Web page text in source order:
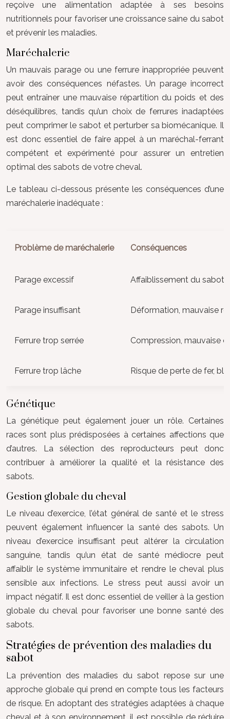
reçoive une alimentation adaptée à ses besoins
nutritionnels pour favoriser une croissance saine du sabot
et prévenir les maladies.
Maréchalerie
Un mauvais parage ou une ferrure inappropriée peuvent
avoir des conséquences néfastes. Un parage incorrect
peut entraîner une mauvaise répartition du poids et des
déséquilibres, tandis qu’un choix de ferrures inadaptées
peut comprimer le sabot et perturber sa biomécanique. Il
est donc essentiel de faire appel à un maréchal-ferrant
compétent et expérimenté pour assurer un entretien
optimal des sabots de votre cheval.
Le tableau ci-dessous présente les conséquences d’une
maréchalerie inadéquate :
Problème de maréchalerie Conséquences
Parage excessif Affaiblissement du sabot,
Parage insuffisant Déformation, mauvaise
Ferrure trop serrée Compression, mauvaise
Ferrure trop lâche Risque de perte de fer,
Génétique
La génétique peut également jouer un rôle. Certaines
races sont plus prédisposées à certaines affections que
d’autres. La sélection des reproducteurs peut donc
contribuer à améliorer la qualité et la résistance des
sabots.
Gestion globale du cheval
Le niveau d’exercice, l’état général de santé et le stress
peuvent également influencer la santé des sabots. Un
niveau d’exercice insuffisant peut altérer la circulation
sanguine, tandis qu’un état de santé médiocre peut
affaiblir le système immunitaire et rendre le cheval plus
sensible aux infections. Le stress peut aussi avoir un
impact négatif. Il est donc essentiel de veiller à la gestion
globale du cheval pour favoriser une bonne santé des
sabots.
Stratégies de prévention des maladies du
sabot
La prévention des maladies du sabot repose sur une
approche globale qui prend en compte tous les facteurs
de risque. En adoptant des stratégies adaptées à chaque